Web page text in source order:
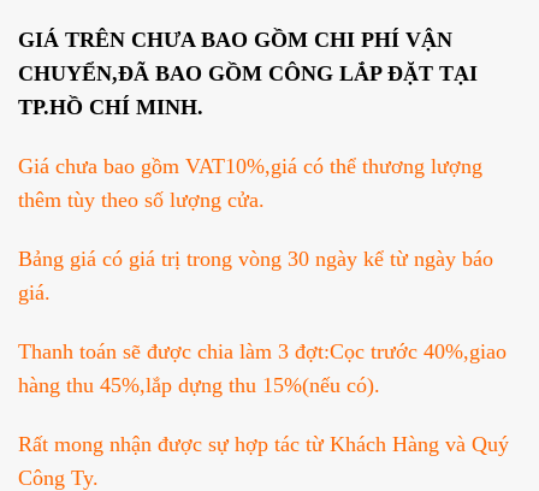
GIÁ TRÊN CHƯA BAO GỒM CHI PHÍ VẬN
CHUYỂN,ĐÃ BAO GỒM CÔNG LẮP ĐẶT TẠI
TP.HỒ CHÍ MINH.
Giá chưa bao gồm VAT10%,giá có thể thương lượng
thêm tùy theo số lượng cửa.
Bảng giá có giá trị trong vòng 30 ngày kể từ ngày báo
giá.
Thanh toán sẽ được chia làm 3 đợt:Cọc trước 40%,giao
hàng thu 45%,lắp dựng thu 15%(nếu có).
Rất mong nhận được sự hợp tác từ Khách Hàng và Quý
Công Ty.